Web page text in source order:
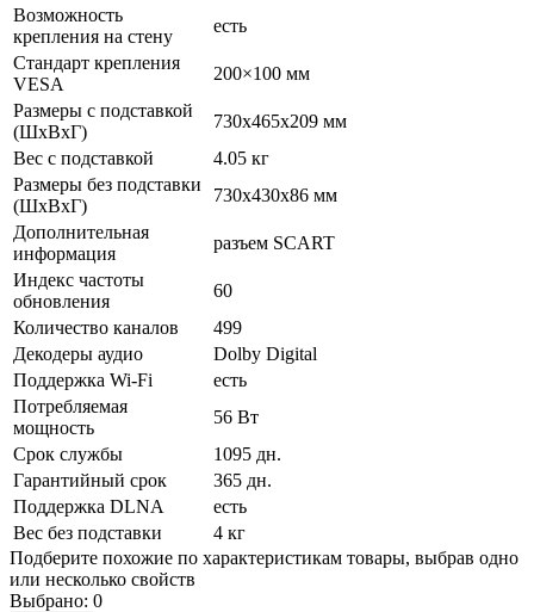
Возможность
крепления на стену
есть
Стандарт крепления
VESA
200×100 мм
Размеры с подставкой
(ШxВxГ)
730x465x209 мм
Вес с подставкой
4.05 кг
Размеры без подставки
(ШxВxГ)
730x430x86 мм
Дополнительная
информация
разъем SCART
Индекс частоты
обновления
60
Количество каналов
499
Декодеры аудио
Dolby Digital
Поддержка Wi-Fi
есть
Потребляемая
мощность
56 Вт
Срок службы
1095 дн.
Гарантийный срок
365 дн.
Поддержка DLNA
есть
Вес без подставки
4 кг
Подберите похожие по характеристикам товары, выбрав одно
или несколько свойств
Выбрано: 0